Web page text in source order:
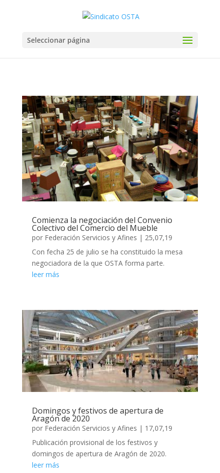
Seleccionar página
Comienza la negociación del Convenio
Colectivo del Comercio del Mueble
por Federación Servicios y Afines | 25,07,19
Con fecha 25 de julio se ha constituido la mesa
negociadora de la que OSTA forma parte.
leer más
Domingos y festivos de apertura de
Aragón de 2020
por Federación Servicios y Afines | 17,07,19
Publicación provisional de los festivos y
domingos de apertura de Aragón de 2020.
leer más